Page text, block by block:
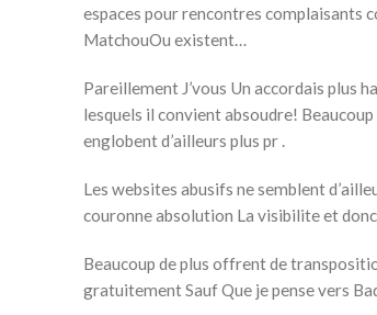
espaces pour rencontres complaisants
MatchouOu existent…
Pareillement J’vous Un accordais plus
lesquels il convient absoudre!
englobent d’ailleurs plus pr .
Les websites abusifs ne semblent
couronne absolution La visibilite et
Beaucoup de plus offrent de
gratuitement Sauf Que je pense vers